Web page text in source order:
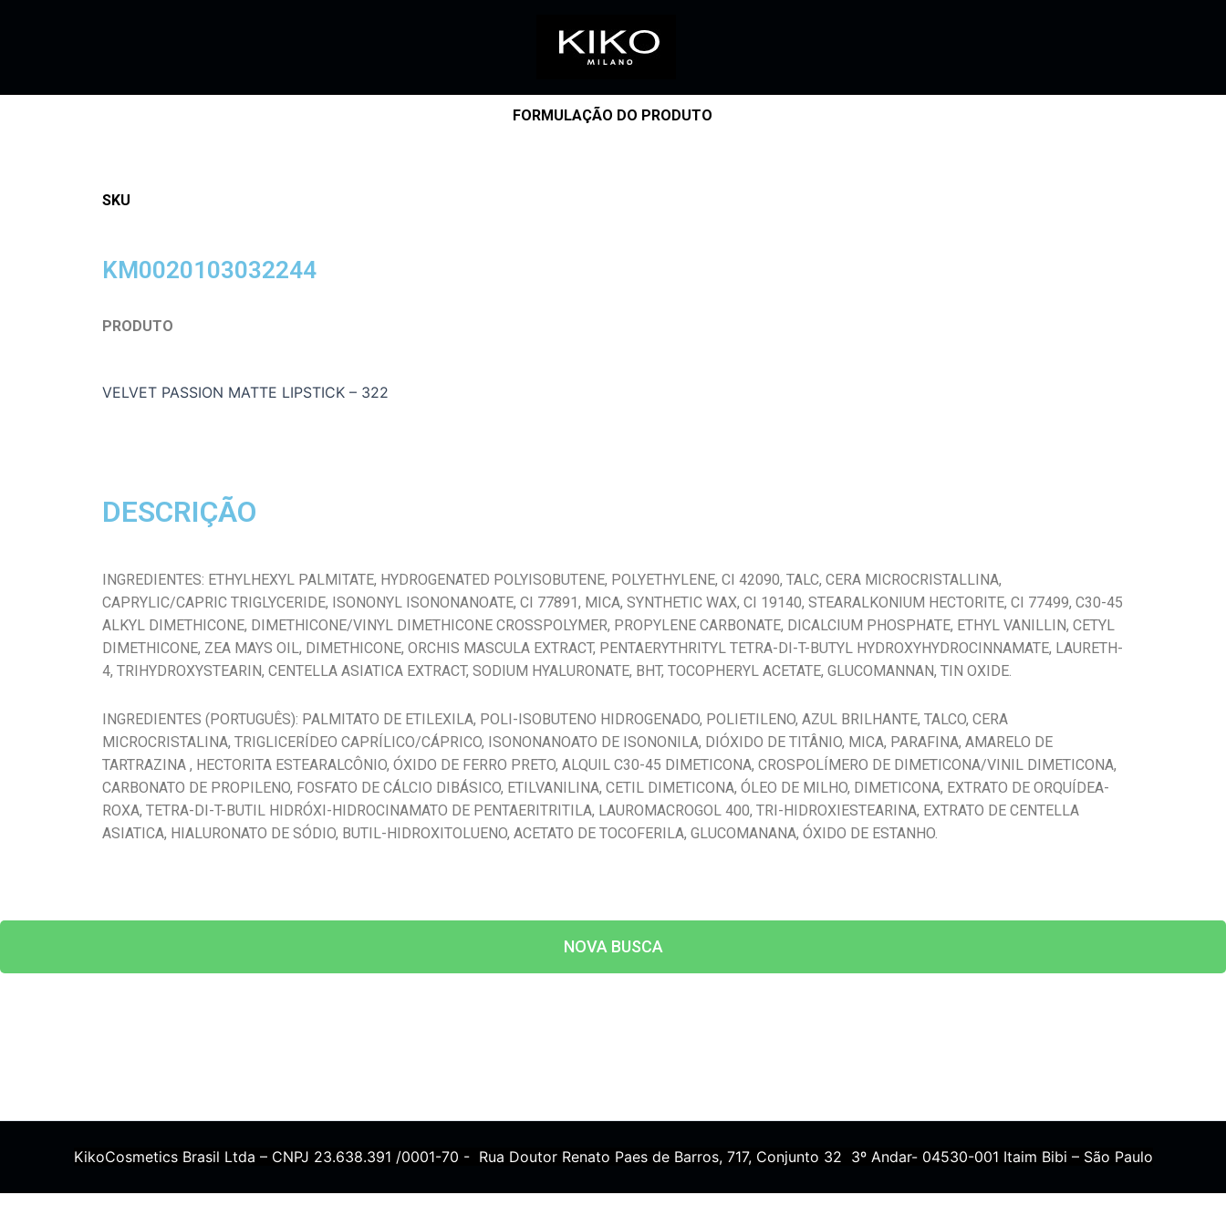
FORMULAÇÃO DO PRODUTO
SKU
KM0020103032244
PRODUTO
VELVET PASSION MATTE LIPSTICK – 322
DESCRIÇÃO
INGREDIENTES: ETHYLHEXYL PALMITATE, HYDROGENATED POLYISOBUTENE, POLYETHYLENE, CI 42090, TALC, CERA MICROCRISTALLINA,
CAPRYLIC/CAPRIC TRIGLYCERIDE, ISONONYL ISONONANOATE, CI 77891, MICA, SYNTHETIC WAX, CI 19140, STEARALKONIUM HECTORITE, CI 77499, C30-45
ALKYL DIMETHICONE, DIMETHICONE/VINYL DIMETHICONE CROSSPOLYMER, PROPYLENE CARBONATE, DICALCIUM PHOSPHATE, ETHYL VANILLIN, CETYL
DIMETHICONE, ZEA MAYS OIL, DIMETHICONE, ORCHIS MASCULA EXTRACT, PENTAERYTHRITYL TETRA-DI-T-BUTYL HYDROXYHYDROCINNAMATE, LAURETH-
4, TRIHYDROXYSTEARIN, CENTELLA ASIATICA EXTRACT, SODIUM HYALURONATE, BHT, TOCOPHERYL ACETATE, GLUCOMANNAN, TIN OXIDE.
INGREDIENTES (PORTUGUÊS): PALMITATO DE ETILEXILA, POLI-ISOBUTENO HIDROGENADO, POLIETILENO, AZUL BRILHANTE, TALCO, CERA
MICROCRISTALINA, TRIGLICERÍDEO CAPRÍLICO/CÁPRICO, ISONONANOATO DE ISONONILA, DIÓXIDO DE TITÂNIO, MICA, PARAFINA, AMARELO DE
TARTRAZINA , HECTORITA ESTEARALCÔNIO, ÓXIDO DE FERRO PRETO, ALQUIL C30-45 DIMETICONA, CROSPOLÍMERO DE DIMETICONA/VINIL DIMETICONA,
CARBONATO DE PROPILENO, FOSFATO DE CÁLCIO DIBÁSICO, ETILVANILINA, CETIL DIMETICONA, ÓLEO DE MILHO, DIMETICONA, EXTRATO DE ORQUÍDEA-
ROXA, TETRA-DI-T-BUTIL HIDRÓXI-HIDROCINAMATO DE PENTAERITRITILA, LAUROMACROGOL 400, TRI-HIDROXIESTEARINA, EXTRATO DE CENTELLA
ASIATICA, HIALURONATO DE SÓDIO, BUTIL-HIDROXITOLUENO, ACETATO DE TOCOFERILA, GLUCOMANANA, ÓXIDO DE ESTANHO.
NOVA BUSCA
KikoCosmetics Brasil Ltda – CNPJ 23.638.391 /0001-70 - Rua Doutor Renato Paes de Barros, 717, Conjunto 32 3º Andar- 04530-001 Itaim Bibi – São Paulo